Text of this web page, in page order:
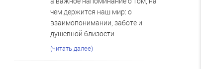
чем держится наш мир: о
взаимопонимании, заботе и
душевной близости
(читать далее)